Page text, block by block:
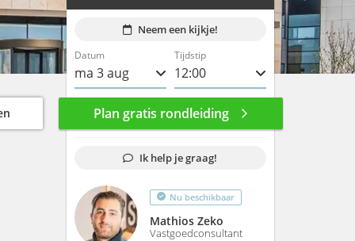
Neem een kijkje!
Datum
ma 3 aug
di 4 aug
wo 5 aug
do 6 aug
vr 7 aug
ma 10 aug
Tijdstip
8:00
8:30
9:00
9:30
10:00
10:30
Plan gratis rondleiding
Ik help je graag!
Nu beschikbaar
Mathios Zeko
Vastgoedconsultant